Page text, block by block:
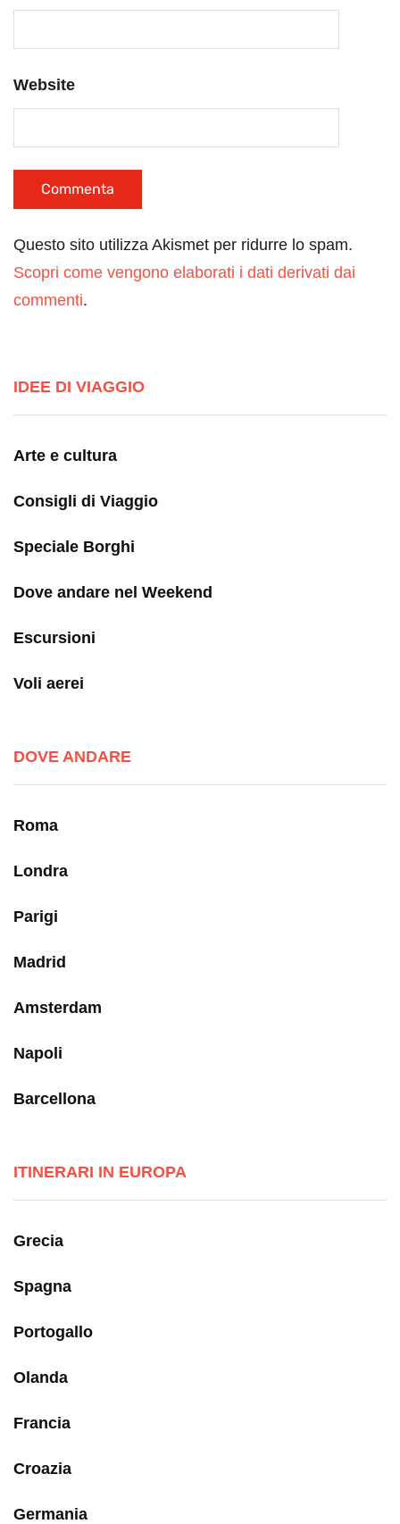
Website
Questo sito utilizza Akismet per ridurre lo spam.
Scopri come vengono elaborati i dati derivati dai
commenti.
IDEE DI VIAGGIO
Arte e cultura
Consigli di Viaggio
Speciale Borghi
Dove andare nel Weekend
Escursioni
Voli aerei
DOVE ANDARE
Roma
Londra
Parigi
Madrid
Amsterdam
Napoli
Barcellona
ITINERARI IN EUROPA
Grecia
Spagna
Portogallo
Olanda
Francia
Croazia
Germania